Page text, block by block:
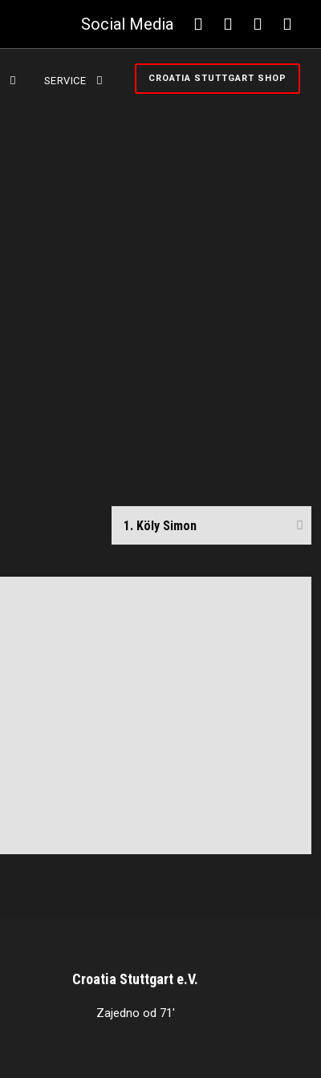
Social Media
SERVICE CROATIA STUTTGART SHOP
Croatia Stuttgart e.V.
Zajedno od 71'